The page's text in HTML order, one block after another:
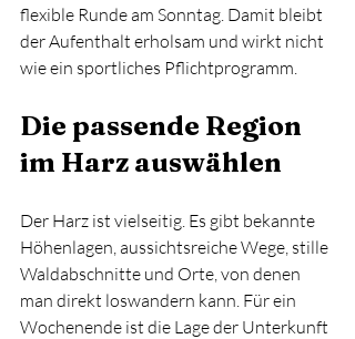
flexible Runde am Sonntag. Damit bleibt
der Aufenthalt erholsam und wirkt nicht
wie ein sportliches Pflichtprogramm.
Die passende Region
im Harz auswählen
Der Harz ist vielseitig. Es gibt bekannte
Höhenlagen, aussichtsreiche Wege, stille
Waldabschnitte und Orte, von denen
man direkt loswandern kann. Für ein
Wochenende ist die Lage der Unterkunft